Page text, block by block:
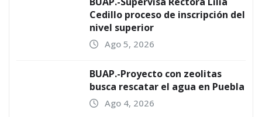
Cedillo proceso de inscripción del
nivel superior
Ago 5, 2026
BUAP.-Proyecto con zeolitas
busca rescatar el agua en Puebla
Ago 4, 2026